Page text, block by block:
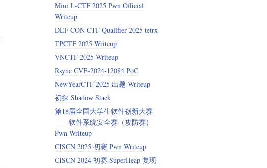
Mini L-CTF 2025 Pwn Official
Writeup
DEF CON CTF Qualifier 2025 tetrx
TPCTF 2025 Writeup
VNCTF 2025 Writeup
Rsync CVE-2024-12084 PoC
NewYearCTF 2025 出题 Writeup
初探 Shadow Stack
第18届全国大学生软件创新大赛
——软件系统安全赛（攻防赛）
Pwn Writeup
CISCN 2025 初赛 Pwn Writeup
CISCN 2024 初赛 SuperHeap 复现